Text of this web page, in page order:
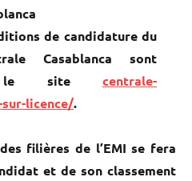
de candidature du
Casablanca sont
le site centrale-
licence/.
filières de l’EMI se fera
et de son classement